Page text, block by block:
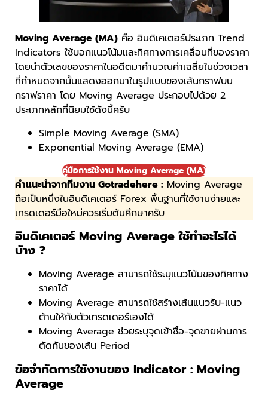
Moving Average (MA) คือ อินดิเคเตอร์ประเภท Trend
Indicators ใช้บอกแนวโน้มและทิศทางการเคลื่อนที่ของราคา
โดยนำตัวเลขของราคาในอดีตมาคำนวณค่าเฉลี่ยในช่วงเวลา
ที่กำหนดจากนั้นแสดงออกมาในรูปแบบของเส้นกราฟบน
กราฟราคา โดย Moving Average ประกอบไปด้วย 2
ประเภทหลักที่นิยมใช้ดังนี้ครับ
Simple Moving Average (SMA)
Exponential Moving Average (EMA)
คู่มือการใช้งาน Moving Average (MA)
คำแนะนำจากทีมงาน Gotradehere : Moving Average
ถือเป็นหนึ่งในอินดิเคเตอร์ Forex พื้นฐานที่ใช้งานง่ายและ
เทรดเดอร์มือใหม่ควรเริ่มต้นศึกษาครับ
อินดิเคเตอร์ Moving Average ใช้ทำอะไรได้
บ้าง ?
Moving Average สามารถใช้ระบุแนวโน้มของทิศทาง
ราคาได้
Moving Average สามารถใช้สร้างเส้นแนวรับ-แนว
ต้านให้กับตัวเทรดเดอร์เองได้
Moving Average ช่วยระบุจุดเข้าซื้อ-จุดขายผ่านการ
ตัดกันของเส้น Period
ข้อจำกัดการใช้งานของ Indicator : Moving
Average